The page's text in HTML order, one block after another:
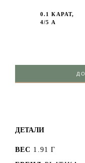
0.1 КАРАТ,
4/5 А
ДЕТАЛИ
ВЕС 1.91 Г